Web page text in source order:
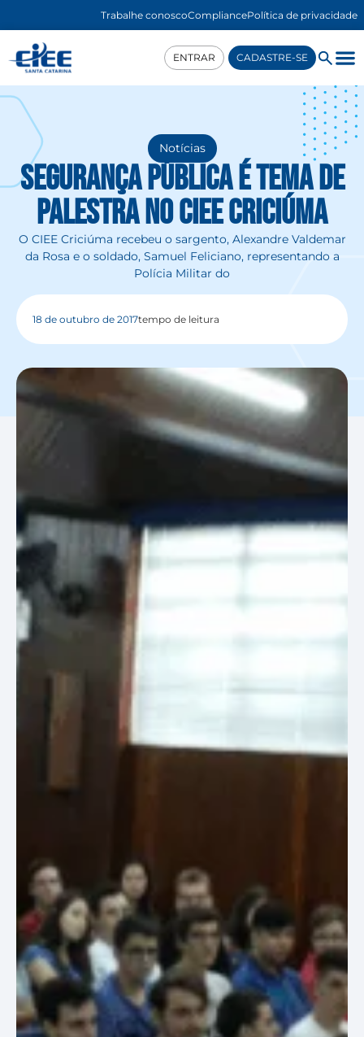
Trabalhe conoscoCompliancePolítica de privacidade
ENTRAR CADASTRE-SE
Notícias
Segurança Pública é tema de
palestra no CIEE Criciúma
O CIEE Criciúma recebeu o sargento, Alexandre Valdemar
da Rosa e o soldado, Samuel Feliciano, representando a
Polícia Militar do
18 de outubro de 2017tempo de leitura